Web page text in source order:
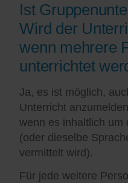
Ist
Wird der
wenn mehrere
unterrichtet
Ja, es ist möglich,
Unterricht
wenn es inhaltlich um
(oder dieselbe
vermittelt wird).
Für jede weitere